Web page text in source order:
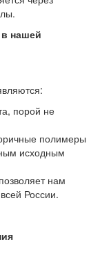
нашей
порой не
полимеры
исходным
нам
России.